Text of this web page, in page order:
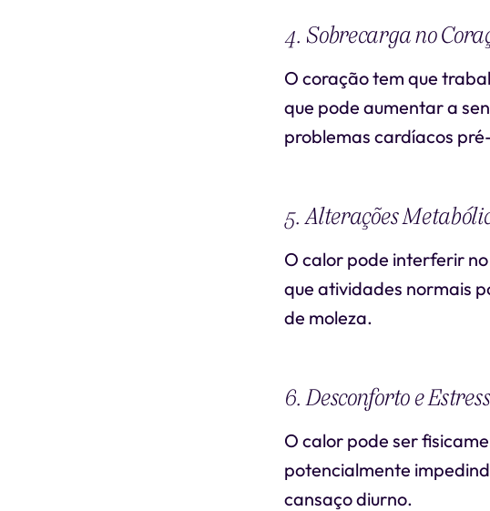
4. Sobrecarga no
O coração tem que
que pode aumentar a
problemas cardíacos
5. Alterações
O calor pode interferir
que atividades normais
de moleza.
6. Desconforto e
O calor pode ser
potencialmente
cansaço diurno.